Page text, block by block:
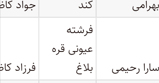
بهرامی
کند
جواد
سارا رحیمی
فرشته
عیونی قره
بلاغ
فرزاد